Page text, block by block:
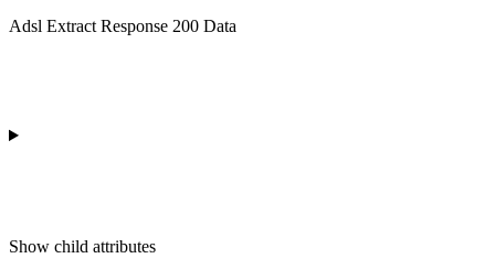
Adsl Extract Response 200 Data
Show child attributes